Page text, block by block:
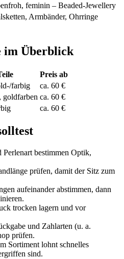
feminin – Beaded-Jewellery
Armbänder, Ohrringe
im Überblick
Preis ab
farbig
ca. 60 €
goldfarben ca. 60 €
ca. 60 €
bestimmen Optik,
prüfen, damit der Sitz zum
aufeinander abstimmen, dann
trocken lagern und vor
und Zahlarten (u. a.
prüfen.
Sortiment lohnt schnelles
sind.